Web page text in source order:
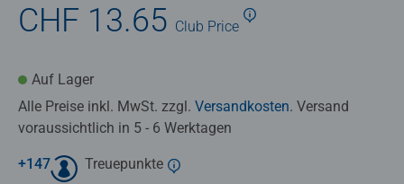
CHF 13.65 Club Price
Auf Lager
Alle Preise inkl. MwSt. zzgl. Versandkosten. Versand
voraussichtlich in 5 - 6 Werktagen
+147 Treuepunkte